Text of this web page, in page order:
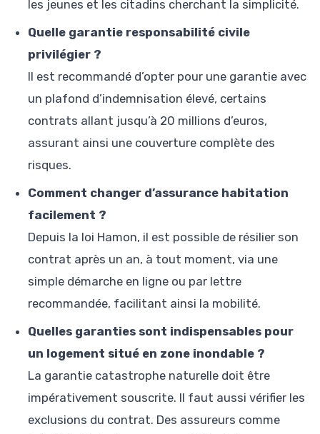
les jeunes et les citadins cherchant la simplicité.
Quelle garantie responsabilité civile
privilégier ?
Il est recommandé d’opter pour une garantie avec
un plafond d’indemnisation élevé, certains
contrats allant jusqu’à 20 millions d’euros,
assurant ainsi une couverture complète des
risques.
Comment changer d’assurance habitation
facilement ?
Depuis la loi Hamon, il est possible de résilier son
contrat après un an, à tout moment, via une
simple démarche en ligne ou par lettre
recommandée, facilitant ainsi la mobilité.
Quelles garanties sont indispensables pour
un logement situé en zone inondable ?
La garantie catastrophe naturelle doit être
impérativement souscrite. Il faut aussi vérifier les
exclusions du contrat. Des assureurs comme